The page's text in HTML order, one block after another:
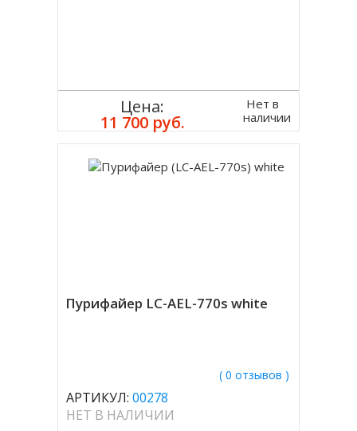
Цена:
11 700 руб.
Нет в
наличии
Пурифайер LC-AEL-770s white
( 0 отзывов )
АРТИКУЛ: 00278
НЕТ В НАЛИЧИИ